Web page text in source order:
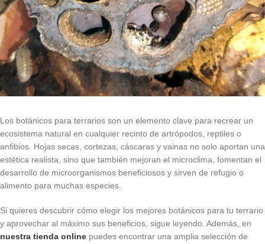
Los botánicos para terrarios son un elemento clave para recrear un
ecosistema natural en cualquier recinto de artrópodos, reptiles o
anfibios. Hojas secas, cortezas, cáscaras y vainas no solo aportan una
estética realista, sino que también mejoran el microclima, fomentan el
desarrollo de microorganismos beneficiosos y sirven de refugio o
alimento para muchas especies.
Si quieres descubrir cómo elegir los mejores botánicos para tu terrario
y aprovechar al máximo sus beneficios, sigue leyendo. Además, en
nuestra tienda online puedes encontrar una amplia selección de